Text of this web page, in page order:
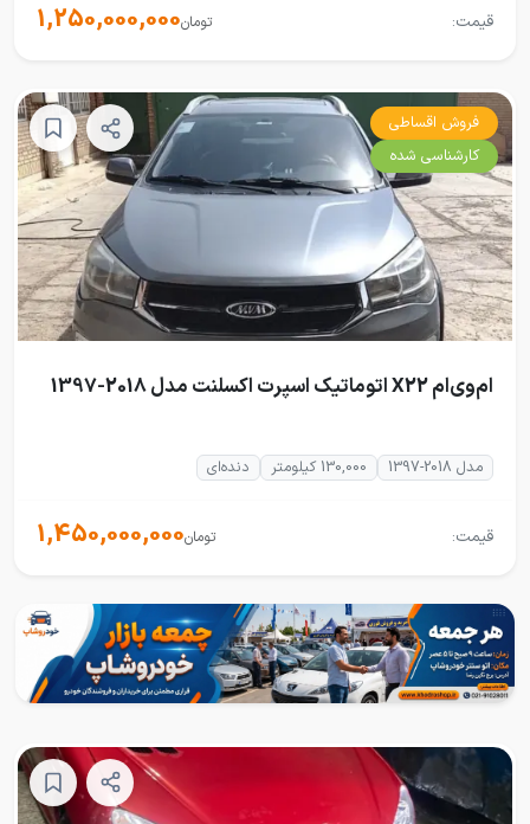
قیمت: 1,250,000,000تومان
فروش اقساطی
کارشناسی شده
ام‌وی‌ام X22 اتوماتیک اسپرت اکسلنت مدل 2018-1397
مدل 2018-1397 130,000 کیلومتر دنده‌ای
قیمت: 1,450,000,000تومان